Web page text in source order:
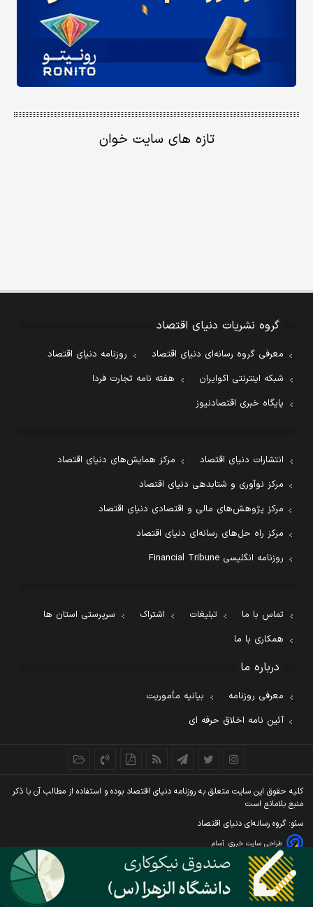
تازه های سایت خوان
گروه نشریات دنیای اقتصاد
معرفی گروه رسانه‌ای دنیای اقتصاد
روزنامه دنیای اقتصاد
شبکه اینترنتی اکوایران
هفته نامه تجارت فردا
پایگاه خبری اقتصادنیوز
انتشارات دنیای اقتصاد
مرکز همایش‌های دنیای اقتصاد
مرکز نوآوری و شتابدهی دنیای اقتصاد
مرکز پژوهش‌های مالی و اقتصادی دنیای اقتصاد
مرکز راه حل‌های رسانه‌ای دنیای اقتصاد
روزنامه انگلیسی Financial Tribune
تماس با ما تبلیغات اشتراک
سرپرستی استان ها
همکاری با ما
درباره ما
معرفی روزنامه
بیانیه مأموریت
آئین نامه اخلاق حرفه ای
کليه حقوق اين سايت متعلق به روزنامه دنيای اقتصاد بوده و استفاده از مطالب آن با ذکر
منبع بلامانع است
سئو: گروه رسانه‌ای دنیای اقتصاد
طراحی سایت خبری آسام